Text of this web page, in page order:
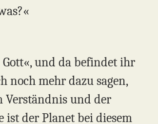
Gott«, und da befindet ihr
noch mehr dazu sagen,
Verständnis und der
ist der Planet bei diesem